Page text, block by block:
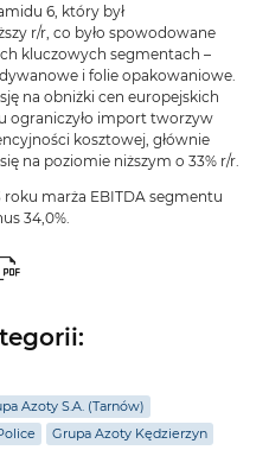
6, który był
r/r, co było spowodowane
kluczowych segmentach –
i folie opakowaniowe.
na obniżki cen europejskich
ograniczyło import tworzyw
kosztowej, głównie
na poziomie niższym o 33% r/r.
marża EBITDA segmentu
34,0%.
Azoty S.A. (Tarnów)
Grupa Azoty Kędzierzyn